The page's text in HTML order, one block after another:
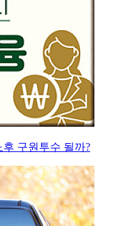
구원투수 될까?